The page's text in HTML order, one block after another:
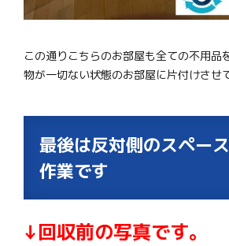
この通りこちらのお部屋も全ての不用品
物が一切ない状態のお部屋に片付けさせ
最後は反対側のスペー
作業です
↓回収前の写真です。